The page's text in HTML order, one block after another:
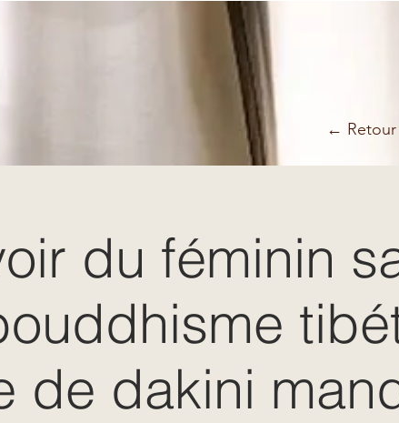
du féminin
de dakini
← Retour